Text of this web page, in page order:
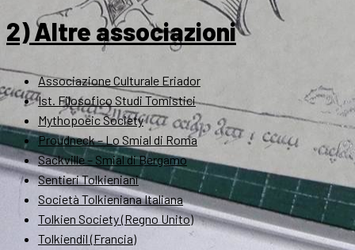
2) Altre associazioni
Associazione Culturale Eriador
Ist. Filosofico Studi Tomistici
Mythopoeic Society
Proudneck – Lo Smial di Roma
Sackville – Smial di Bergamo
Sentieri Tolkieniani
Società Tolkieniana Italiana
Tolkien Society (Regno Unito)
Tolkiendil (Francia)